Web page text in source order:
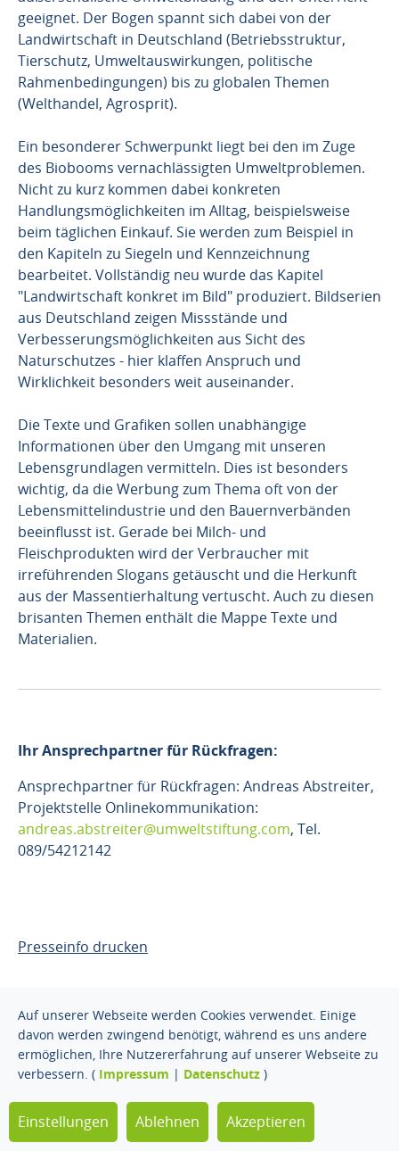
geeignet. Der Bogen spannt sich dabei von der
Landwirtschaft in Deutschland (Betriebsstruktur,
Tierschutz, Umweltauswirkungen, politische
Rahmenbedingungen) bis zu globalen Themen
(Welthandel, Agrosprit).
Ein besonderer Schwerpunkt liegt bei den im Zuge
des Biobooms vernachlässigten Umweltproblemen.
Nicht zu kurz kommen dabei konkreten
Handlungsmöglichkeiten im Alltag, beispielsweise
beim täglichen Einkauf. Sie werden zum Beispiel in
den Kapiteln zu Siegeln und Kennzeichnung
bearbeitet. Vollständig neu wurde das Kapitel
"Landwirtschaft konkret im Bild" produziert. Bildserien
aus Deutschland zeigen Missstände und
Verbesserungsmöglichkeiten aus Sicht des
Naturschutzes - hier klaffen Anspruch und
Wirklichkeit besonders weit auseinander.
Die Texte und Grafiken sollen unabhängige
Informationen über den Umgang mit unseren
Lebensgrundlagen vermitteln. Dies ist besonders
wichtig, da die Werbung zum Thema oft von der
Lebensmittelindustrie und den Bauernverbänden
beeinflusst ist. Gerade bei Milch- und
Fleischprodukten wird der Verbraucher mit
irreführenden Slogans getäuscht und die Herkunft
aus der Massentierhaltung vertuscht. Auch zu diesen
brisanten Themen enthält die Mappe Texte und
Materialien.
Ihr Ansprechpartner für Rückfragen:
Ansprechpartner für Rückfragen: Andreas Abstreiter,
Projektstelle Onlinekommunikation:
andreas.abstreiter@umweltstiftung.com, Tel.
089/54212142
Presseinfo drucken
© 2026 Gregor Louisoder
Impressum
Auf unserer Webseite werden Cookies verwendet. Einige
davon werden zwingend benötigt, während es uns andere
ermöglichen, Ihre Nutzererfahrung auf unserer Webseite zu
verbessern. ( Impressum | Datenschutz )
Einstellungen Ablehnen Akzeptieren